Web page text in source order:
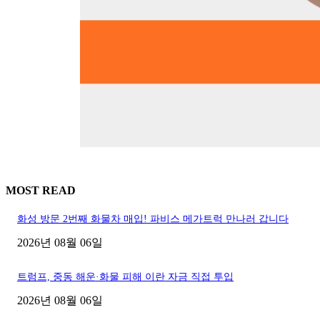
MOST READ
화성 방문 2번째 화물차 매입! 파비스 메가트럭 만나러 갑니다
2026년 08월 06일
트럼프, 중동 해운·화물 피해 이란 자금 직접 투입
2026년 08월 06일